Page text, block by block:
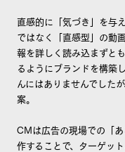
直感的に「気づき」を与
ではなく「直感型」の動
報を詳しく読み込まずと
るようにブランドを構築
んにはありませんでした
案。
CMは広告の現場での「
作することで、ターゲッ